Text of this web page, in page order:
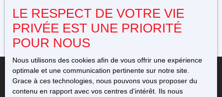
Propulsé par
LE RESPECT DE VOTRE VIE
PRIVÉE EST UNE PRIORITÉ
POUR NOUS
Nous utilisons des cookies afin de vous offrir une expérience
optimale et une communication pertinente sur notre site.
Grace à ces technologies, nous pouvons vous proposer du
contenu en rapport avec vos centres d'intérêt. Ils nous